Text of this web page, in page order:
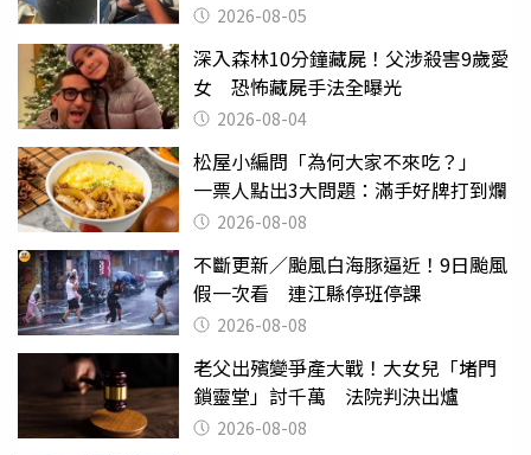
2026-08-05
深入森林10分鐘藏屍！父涉殺害9歲愛
女 恐怖藏屍手法全曝光
2026-08-04
松屋小編問「為何大家不來吃？」
一票人點出3大問題：滿手好牌打到爛
2026-08-08
不斷更新／颱風白海豚逼近！9日颱風
假一次看 連江縣停班停課
2026-08-08
老父出殯變爭產大戰！大女兒「堵門
鎖靈堂」討千萬 法院判決出爐
2026-08-08